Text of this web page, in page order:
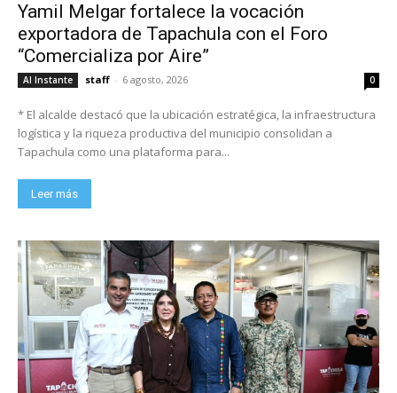
Yamil Melgar fortalece la vocación
exportadora de Tapachula con el Foro
“Comercializa por Aire”
Al Instante staff - 6 agosto, 2026 0
* El alcalde destacó que la ubicación estratégica, la infraestructura
logística y la riqueza productiva del municipio consolidan a
Tapachula como una plataforma para...
Leer más